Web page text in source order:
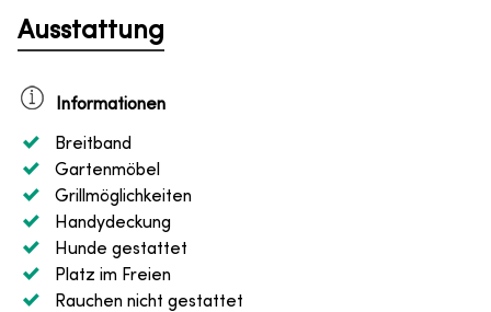
Ausstattung
Informationen
Breitband
Gartenmöbel
Grillmöglichkeiten
Handydeckung
Hunde gestattet
Platz im Freien
Rauchen nicht gestattet